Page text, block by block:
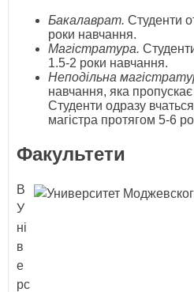
Бакалаврат. Студенти
роки навчання.
Магістратура.
1.5-2 роки навчання.
Неподільна
навчання, яка
Студенти одразу
магістра протягом 5-6
Факультети
В
У
ні
в
е
рс